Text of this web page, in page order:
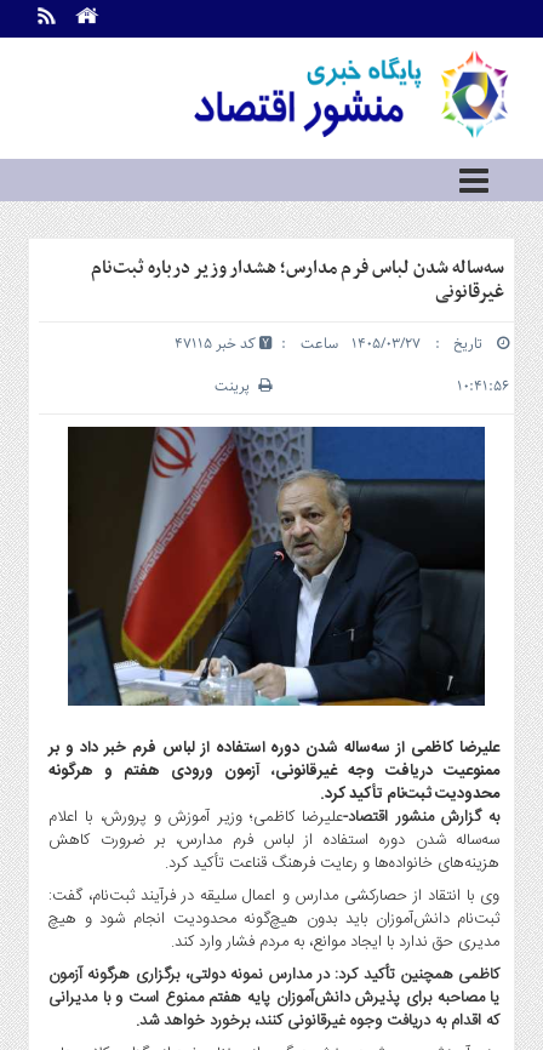
اطلاعات
تماس
ما
درباره
ما
سرویس
ها
خانه
سرمایه
و
بورس
و
شهری
گاز
و
پتروشیمی
صنعت
و
خودرو
آپ
و
فن
آوری
بانک
،
بیمه
و
ارز
دیجیتال
کشاورزی
سه‌ساله شدن لباس فرم مدارس؛ هشدار وزیر درباره ثبت‌نام
غیرقانونی
تاریخ : ۱۴۰۵/۰۳/۲۷ ساعت :
۱۰:۴۱:۵۶
کد خبر 47115
پرینت
علیرضا کاظمی از سه‌ساله شدن دوره استفاده از لباس فرم خبر داد و بر
ممنوعیت دریافت وجه غیرقانونی، آزمون ورودی هفتم و هرگونه
محدودیت ثبت‌نام تأکید کرد.
به گزارش منشور اقتصاد-علیرضا کاظمی؛ وزیر آموزش و پرورش، با اعلام
سه‌ساله شدن دوره استفاده از لباس فرم مدارس، بر ضرورت کاهش
هزینه‌های خانواده‌ها و رعایت فرهنگ قناعت تأکید کرد.
وی با انتقاد از حصارکشی مدارس و اعمال سلیقه در فرآیند ثبت‌نام، گفت:
ثبت‌نام دانش‌آموزان باید بدون هیچ‌گونه محدودیت انجام شود و هیچ
مدیری حق ندارد با ایجاد موانع، به مردم فشار وارد کند.
کاظمی همچنین تأکید کرد: در مدارس نمونه دولتی، برگزاری هرگونه آزمون
یا مصاحبه برای پذیرش دانش‌آموزان پایه هفتم ممنوع است و با مدیرانی
که اقدام به دریافت وجوه غیرقانونی کنند، برخورد خواهد شد.